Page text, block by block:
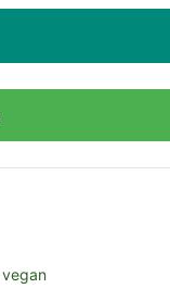
vegan